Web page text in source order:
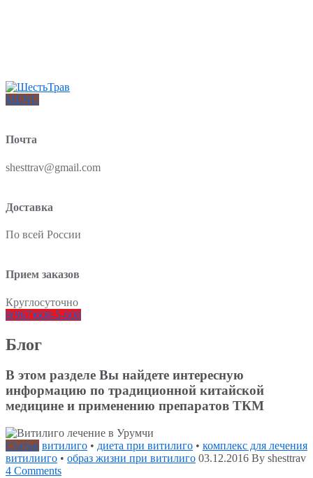
MENU
Почта
shesttrav@gmail.com
Доставка
По всей России
Прием заказов
Круглосуточно
8(967)608-5-608
Блог
В этом разделе Вы найдете интересную
информацию по традиционной китайской
медицине и применению препаратов ТКМ
Статьи витилиго • диета при витилиго • комплекс для лечения
витилииго • образ жизни при витилиго 03.12.2016 By shesttrav
4 Comments